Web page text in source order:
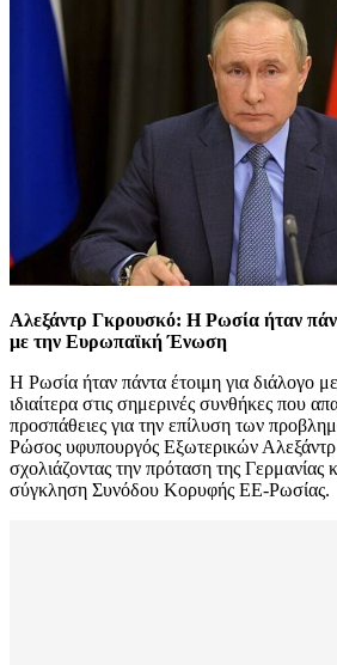
Αλεξάντρ Γκρουσκό: Η Ρωσία ήταν
με την Ευρωπαϊκή Ένωση
Η Ρωσία ήταν πάντα έτοιμη για διάλογο
ιδιαίτερα στις σημερινές συνθήκες που
προσπάθειες για την επίλυση των
Ρώσος υφυπουργός Εξωτερικών
σχολιάζοντας την πρόταση της Γερμανίας
σύγκληση Συνόδου Κορυφής ΕΕ-Ρωσίας.